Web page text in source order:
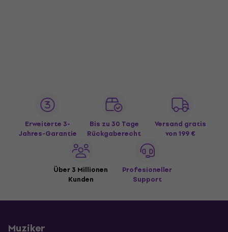
Erweiterte 3-
Jahres-Garantie
Bis zu 30 Tage
Rückgaberecht
Versand gratis
von 199 €
Über 3 Millionen
Kunden
Profesioneller
Support
Muziker